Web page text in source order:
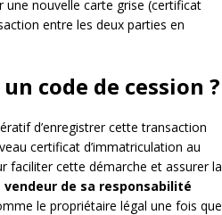
une nouvelle carte grise (certificat
entre les deux parties en
code de cession ?
d’enregistrer cette transaction
certificat d’immatriculation au
faciliter cette démarche et assurer la
vendeur de sa responsabilité
le propriétaire légal une fois que